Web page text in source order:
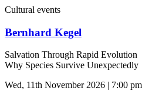
Cultural events
Bernhard Kegel
Salvation Through Rapid Evolution
Why Species Survive Unexpectedly
Wed, 11th November 2026 | 7:00 pm